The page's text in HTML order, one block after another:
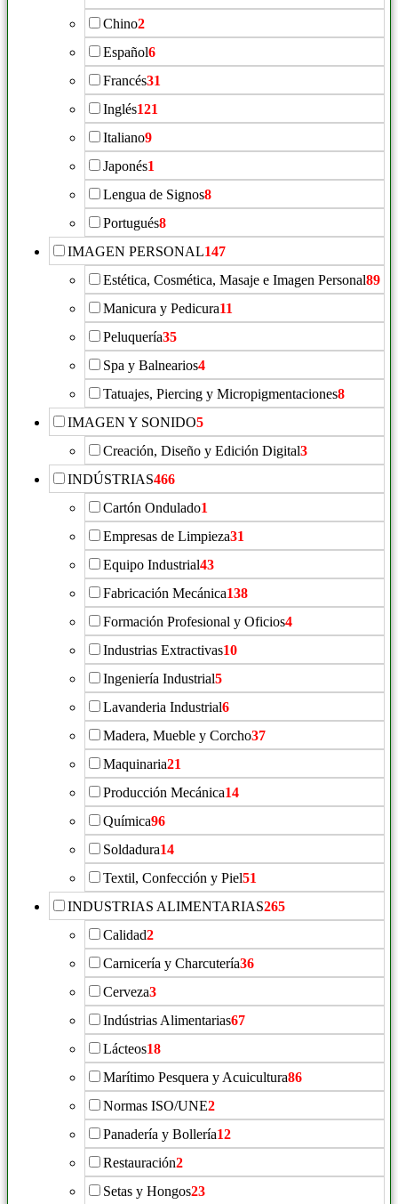
Chino2
Español6
Francés31
Inglés121
Italiano9
Japonés1
Lengua de Signos8
Portugués8
IMAGEN PERSONAL147
Estética, Cosmética, Masaje e Imagen Personal89
Manicura y Pedicura11
Peluquería35
Spa y Balnearios4
Tatuajes, Piercing y Micropigmentaciones8
IMAGEN Y SONIDO5
Creación, Diseño y Edición Digital3
INDÚSTRIAS466
Cartón Ondulado1
Empresas de Limpieza31
Equipo Industrial43
Fabricación Mecánica138
Formación Profesional y Oficios4
Industrias Extractivas10
Ingeniería Industrial5
Lavanderia Industrial6
Madera, Mueble y Corcho37
Maquinaria21
Producción Mecánica14
Química96
Soldadura14
Textil, Confección y Piel51
INDUSTRIAS ALIMENTARIAS265
Calidad2
Carnicería y Charcutería36
Cerveza3
Indústrias Alimentarias67
Lácteos18
Marítimo Pesquera y Acuicultura86
Normas ISO/UNE2
Panadería y Bollería12
Restauración2
Setas y Hongos23